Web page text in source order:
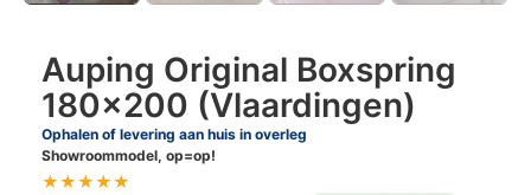
Auping Original Boxspring
180×200 (Vlaardingen)
Ophalen of levering aan huis in overleg
Showroommodel, op=op!
★★★★★